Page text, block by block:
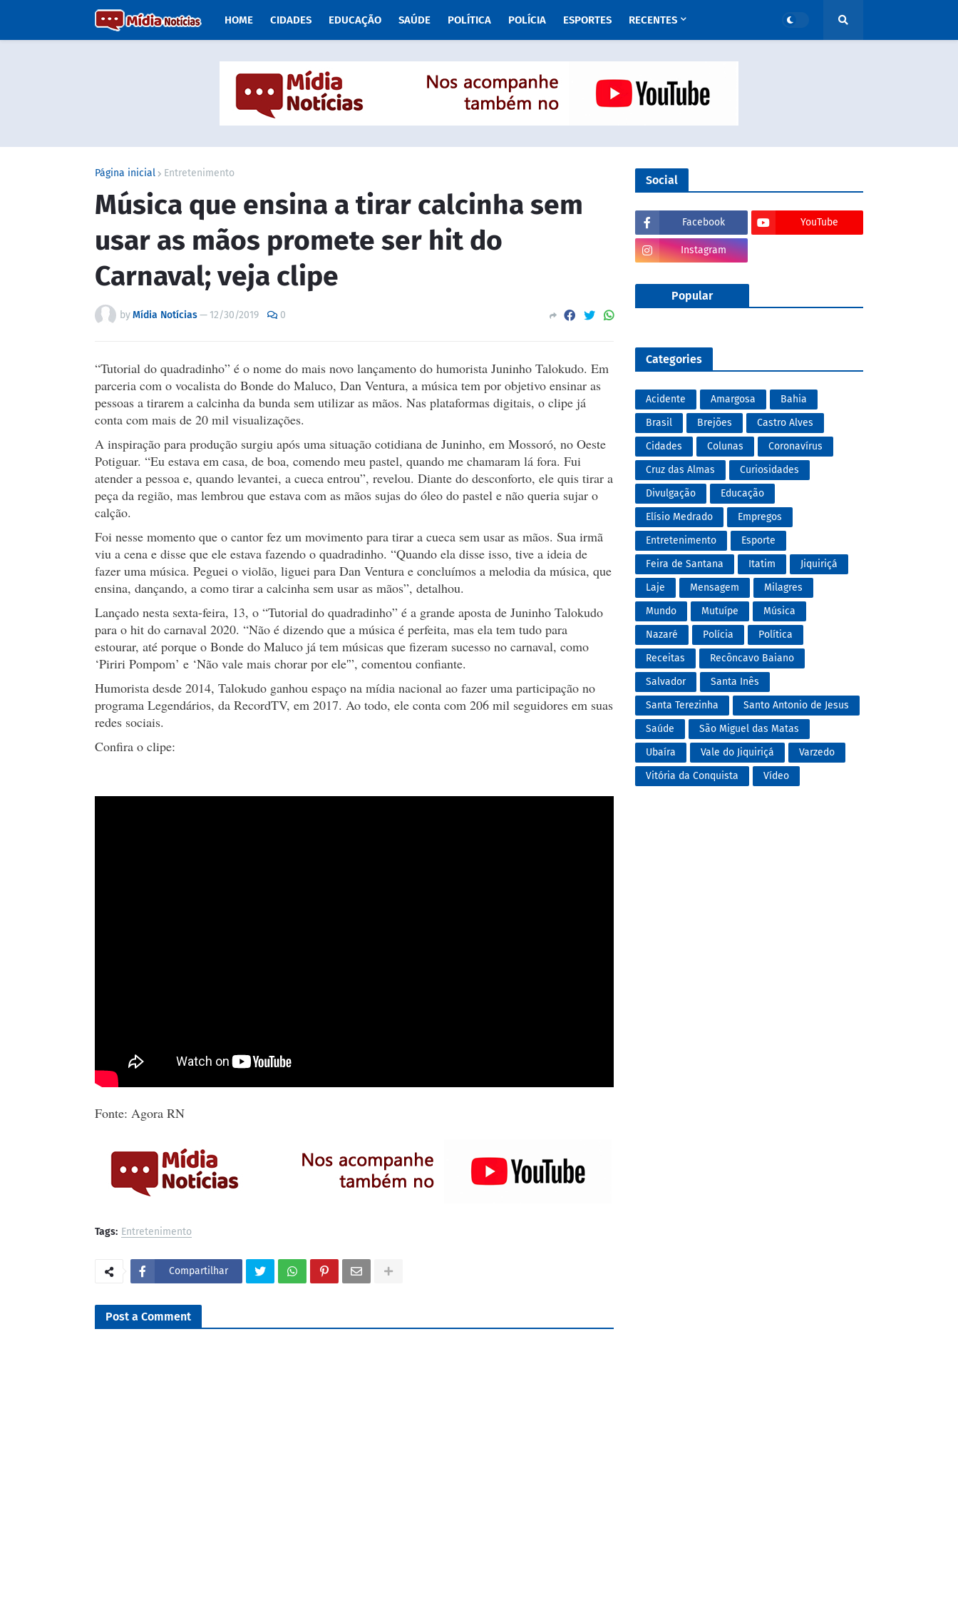
HOME CIDADES EDUCAÇÃO SAÚDE POLÍTICA POLÍCIA ESPORTES RECENTES
Página inicial Entretenimento
Música que ensina a tirar calcinha sem
usar as mãos promete ser hit do
Carnaval; veja clipe
byMídia Notícias— 12/30/2019 0
“Tutorial do quadradinho” é o nome do mais novo lançamento do humorista Juninho Talokudo. Em
parceria com o vocalista do Bonde do Maluco, Dan Ventura, a música tem por objetivo ensinar as
pessoas a tirarem a calcinha da bunda sem utilizar as mãos. Nas plataformas digitais, o clipe já
conta com mais de 20 mil visualizações.
A inspiração para produção surgiu após uma situação cotidiana de Juninho, em Mossoró, no Oeste
Potiguar. “Eu estava em casa, de boa, comendo meu pastel, quando me chamaram lá fora. Fui
atender a pessoa e, quando levantei, a cueca entrou”, revelou. Diante do desconforto, ele quis tirar a
peça da região, mas lembrou que estava com as mãos sujas do óleo do pastel e não queria sujar o
calção.
Foi nesse momento que o cantor fez um movimento para tirar a cueca sem usar as mãos. Sua irmã
viu a cena e disse que ele estava fazendo o quadradinho. “Quando ela disse isso, tive a ideia de
fazer uma música. Peguei o violão, liguei para Dan Ventura e concluímos a melodia da música, que
ensina, dançando, a como tirar a calcinha sem usar as mãos”, detalhou.
Lançado nesta sexta-feira, 13, o “Tutorial do quadradinho” é a grande aposta de Juninho Talokudo
para o hit do carnaval 2020. “Não é dizendo que a música é perfeita, mas ela tem tudo para
estourar, até porque o Bonde do Maluco já tem músicas que fizeram sucesso no carnaval, como
‘Piriri Pompom’ e ‘Não vale mais chorar por ele'”, comentou confiante.
Humorista desde 2014, Talokudo ganhou espaço na mídia nacional ao fazer uma participação no
programa Legendários, da RecordTV, em 2017. Ao todo, ele conta com 206 mil seguidores em suas
redes sociais.
Confira o clipe:
Fonte: Agora RN
Tags: Entretenimento
Compartilhar
Post a Comment
Social
Facebook YouTube
Instagram
Popular
Categories
Acidente Amargosa
Bahia
Brasil
Brejões
Castro Alves
Cidades
Colunas
Coronavírus
Cruz das Almas
Curiosidades
Divulgação
Educação
Elísio Medrado
Empregos
Entretenimento
Esporte
Feira de Santana
Itatim
Jiquiriçá
Laje
Mensagem
Milagres
Mundo
Mutuípe
Música
Nazaré
Polícia
Política
Receitas
Recôncavo Baiano
Salvador
Santa Inês
Santa Terezinha
Santo Antonio de Jesus
Saúde
São Miguel das Matas
Ubaíra
Vale do Jiquiriçá
Varzedo
Vitória da Conquista
Vídeo